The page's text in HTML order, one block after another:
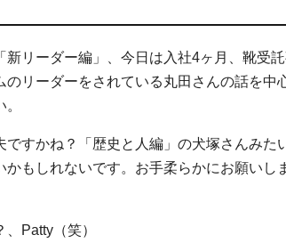
新リーダー編」、今日は入社4ヶ月、靴受
のリーダーをされている丸田さんの話を中
ですかね？「歴史と人編」の犬塚さんみた
かもしれないです。お手柔らかにお願いし
Patty（笑）